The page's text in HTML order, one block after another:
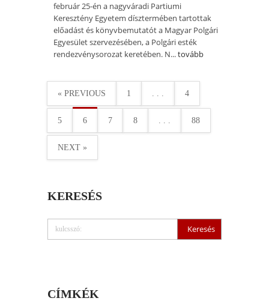
február 25-én a nagyváradi Partiumi
Keresztény Egyetem dísztermében tartottak
előadást és könyvbemutatót a Magyar Polgári
Egyesület szervezésében, a Polgári esték
rendezvénysorozat keretében. N...tovább
« PREVIOUS 1 . . . 4
5 6 7 8 . . . 88
NEXT »
KERESÉS
CÍMKÉK